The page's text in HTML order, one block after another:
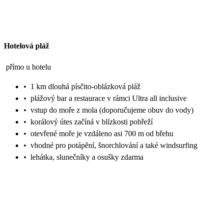
Hotelová pláž
přímo u hotelu
• 1 km dlouhá písčito-oblázková pláž
• plážový bar a restaurace v rámci Ultra all inclusive
• vstup do moře z mola (doporučujeme obuv do vody)
• korálový útes začíná v blízkosti pobřeží
• otevřené moře je vzdáleno asi 700 m od břehu
• vhodné pro potápění, šnorchlování a také windsurfing
• lehátka, slunečníky a osušky zdarma